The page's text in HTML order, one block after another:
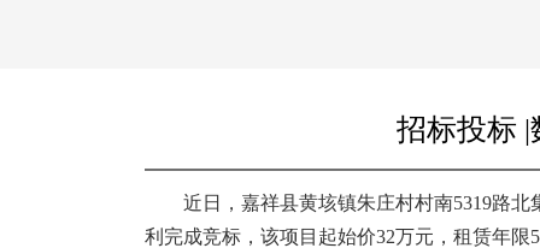
招标投标
近日，嘉祥县黄垓镇朱庄村村南5319路
利完成竞标，该项目起始价32万元，租赁年限